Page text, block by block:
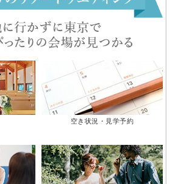
空き状況・見学予約